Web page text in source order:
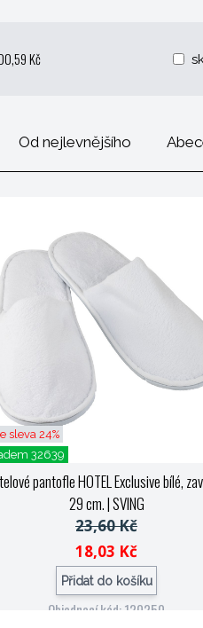
Kč
Od nejlevnějšího
sleva 24%
32639
pantofle HOTEL Exclusive bílé,
29 cm.| SVING
23,60 Kč
18,03 Kč
Přidat do košíku
Objednací kód: 120250